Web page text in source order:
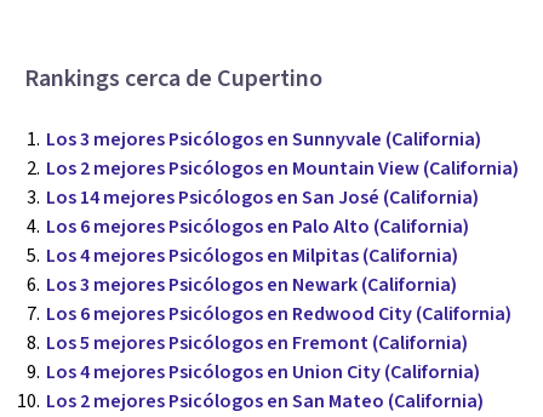
Rankings cerca de Cupertino
Los 3 mejores Psicólogos en Sunnyvale (California)
Los 2 mejores Psicólogos en Mountain View (California)
Los 14 mejores Psicólogos en San José (California)
Los 6 mejores Psicólogos en Palo Alto (California)
Los 4 mejores Psicólogos en Milpitas (California)
Los 3 mejores Psicólogos en Newark (California)
Los 6 mejores Psicólogos en Redwood City (California)
Los 5 mejores Psicólogos en Fremont (California)
Los 4 mejores Psicólogos en Union City (California)
Los 2 mejores Psicólogos en San Mateo (California)